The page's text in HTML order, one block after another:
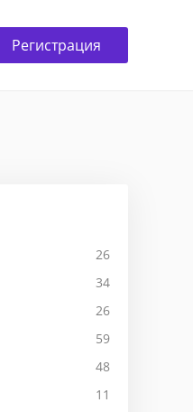
Регистрация
26
34
26
59
48
11